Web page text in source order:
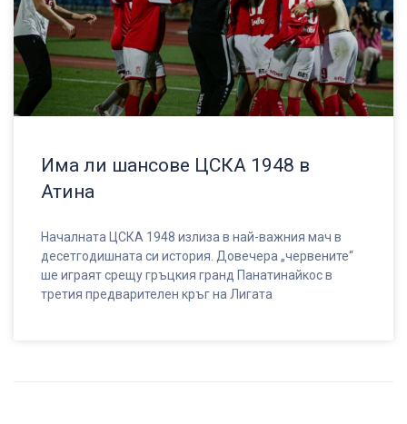
Има ли шансове ЦСКА 1948 в
Атина
Началната ЦСКА 1948 излиза в най-важния мач в
десетгодишната си история. Довечера „червените“
ше играят срещу гръцкия гранд Панатинайкос в
третия предварителен кръг на Лигата